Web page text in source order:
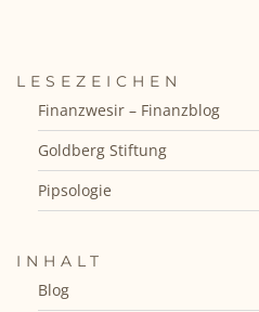
LESEZEICHEN
Finanzwesir – Finanzblog
Goldberg Stiftung
Pipsologie
INHALT
Blog